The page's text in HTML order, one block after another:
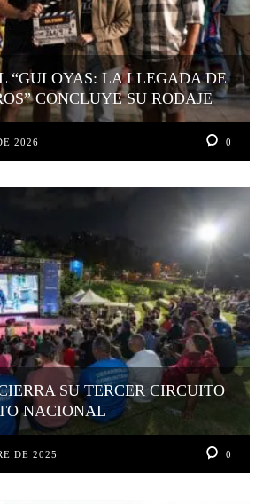
“GULOYAS: LA LLEGADA DE
CONCLUYE SU RODAJE
2026 0
SU TERCER CIRCUITO
NACIONAL
DE 2025 0